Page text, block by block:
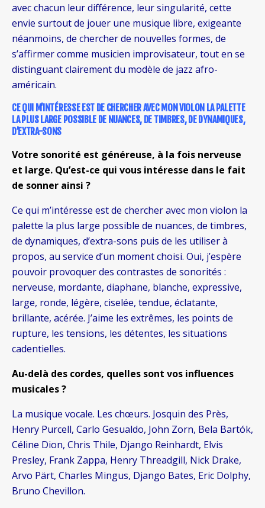
avec chacun leur différence, leur singularité, cette
envie surtout de jouer une musique libre, exigeante
néanmoins, de chercher de nouvelles formes, de
s’affirmer comme musicien improvisateur, tout en se
distinguant clairement du modèle de jazz afro-
américain.
CE QUI M’INTÉRESSE EST DE CHERCHER AVEC MON VIOLON LA PALETTE
LA PLUS LARGE POSSIBLE DE NUANCES, DE TIMBRES, DE DYNAMIQUES,
D’EXTRA-SONS
Votre sonorité est généreuse, à la fois nerveuse
et large. Qu’est-ce qui vous intéresse dans le fait
de sonner ainsi ?
Ce qui m’intéresse est de chercher avec mon violon la
palette la plus large possible de nuances, de timbres,
de dynamiques, d’extra-sons puis de les utiliser à
propos, au service d’un moment choisi. Oui, j’espère
pouvoir provoquer des contrastes de sonorités :
nerveuse, mordante, diaphane, blanche, expressive,
large, ronde, légère, ciselée, tendue, éclatante,
brillante, acérée. J’aime les extrêmes, les points de
rupture, les tensions, les détentes, les situations
cadentielles.
Au-delà des cordes, quelles sont vos influences
musicales ?
La musique vocale. Les chœurs. Josquin des Près,
Henry Purcell, Carlo Gesualdo, John Zorn, Bela Bartók,
Céline Dion, Chris Thile, Django Reinhardt, Elvis
Presley, Frank Zappa, Henry Threadgill, Nick Drake,
Arvo Pärt, Charles Mingus, Django Bates, Eric Dolphy,
Bruno Chevillon.